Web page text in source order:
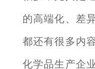
的高端化、差
都还有很多内
化学品生产企